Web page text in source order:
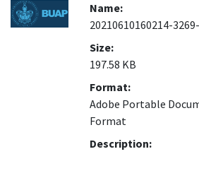
Name:
20210610160214-
Size:
197.58 KB
Format:
Adobe Portable
Format
Description: